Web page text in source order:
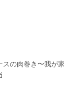
スの肉巻き〜我が